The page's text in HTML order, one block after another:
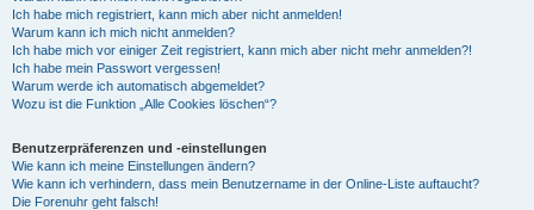
Ich habe mich registriert, kann mich aber nicht anmelden!
Warum kann ich mich nicht anmelden?
Ich habe mich vor einiger Zeit registriert, kann mich aber nicht mehr anmelden?!
Ich habe mein Passwort vergessen!
Warum werde ich automatisch abgemeldet?
Wozu ist die Funktion „Alle Cookies löschen“?
Benutzerpräferenzen und -einstellungen
Wie kann ich meine Einstellungen ändern?
Wie kann ich verhindern, dass mein Benutzername in der Online-Liste auftaucht?
Die Forenuhr geht falsch!